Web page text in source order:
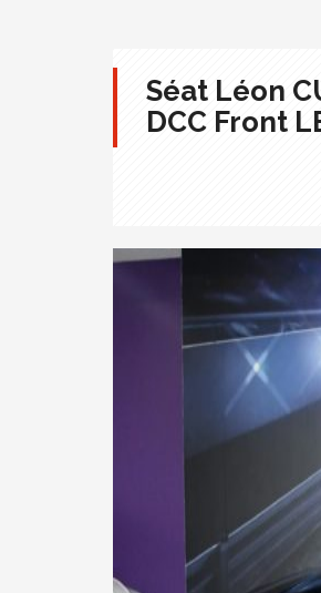
Séat Léon
DCC Front